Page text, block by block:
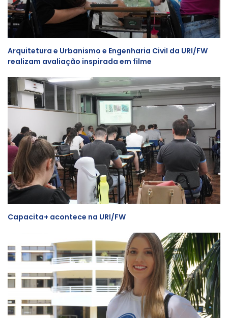
Arquitetura e Urbanismo e Engenharia Civil da URI/FW
realizam avaliação inspirada em filme
Capacita+ acontece na URI/FW